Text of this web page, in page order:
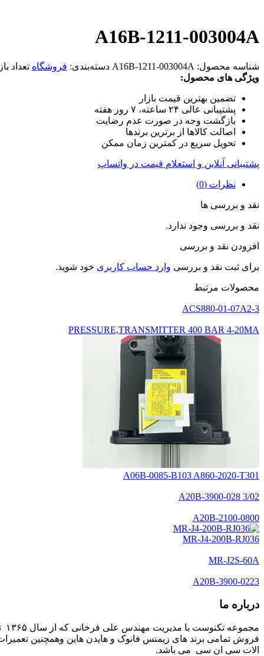
A16B-1211-003004A
شناسه محصول: A16B-1211-003004A دسته‌بندی: فروشگاه تعداد
ویژگی های محصول:
تضمین بهترین قیمت بازار
پشتیبانی عالی ۲۴ ساعته، ۷ روز هفته
بازگشت وجه در صورت عدم رضایت
اصالت کالاها از برترین برندها
تحویل سریع در کمترین زمان ممکن
پشتیبانی آنلاین و استعلام قیمت در واتساپ
نظرات (0)
نقد و بررسی ها
نقد و بررسی وجود ندارد.
افزودن نقد و بررسی
برای ثبت نقد و بررسی وارد حساب کاربری خود شوید.
محصولات مرتبط
ACS880-01-07A2-3
PRESSURE,TRANSMITTER 400 BAR 4-20MA
A06B-0085-B103 A860-2020-T301
A20B-3900-028 3/02
A20B-2100-0800
MR-J4-200B-RJ036
MR-J2S-60A
A20B-3900-0223
درباره ما
فروش تمامی برند های زیمنس فانوک و هایدن هاین وهمچنین
الات سی ان سی می باشد.